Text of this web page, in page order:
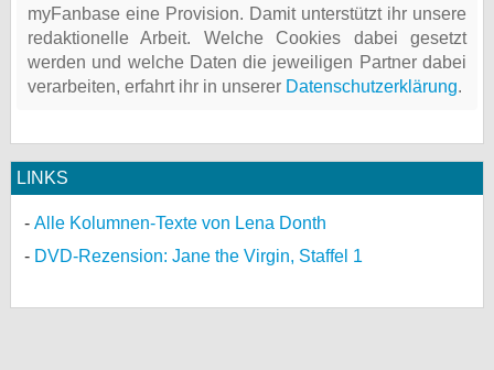
myFanbase eine Provision. Damit unterstützt ihr unsere
redaktionelle Arbeit. Welche Cookies dabei gesetzt
werden und welche Daten die jeweiligen Partner dabei
verarbeiten, erfahrt ihr in unserer Datenschutzerklärung.
LINKS
Alle Kolumnen-Texte von Lena Donth
DVD-Rezension: Jane the Virgin, Staffel 1